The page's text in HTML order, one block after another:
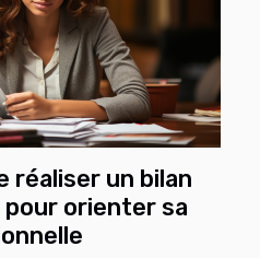
réaliser un bilan
orienter sa